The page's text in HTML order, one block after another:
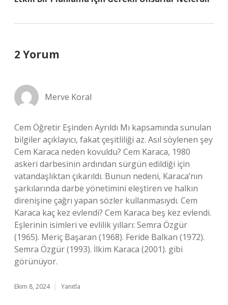
2 Yorum
Merve Koral
Cem Öğretir Eşinden Ayrıldı Mı kapsamında sunulan
bilgiler açıklayıcı, fakat çeşitliliği az. Asıl söylenen şey
Cem Karaca neden kovuldu? Cem Karaca, 1980
askeri darbesinin ardından sürgün edildiği için
vatandaşlıktan çıkarıldı. Bunun nedeni, Karaca’nın
şarkılarında darbe yönetimini eleştiren ve halkın
direnişine çağrı yapan sözler kullanmasıydı. Cem
Karaca kaç kez evlendi? Cem Karaca beş kez evlendi.
Eşlerinin isimleri ve evlilik yılları: Semra Özgür
(1965). Meriç Başaran (1968). Feride Balkan (1972).
Semra Özgür (1993). İlkim Karaca (2001). gibi
görünüyor.
Ekim 8, 2024 Yanıtla